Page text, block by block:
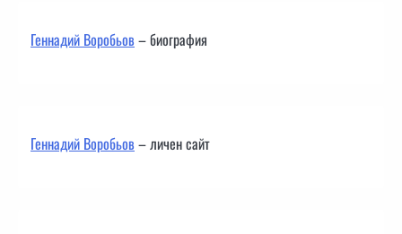
Геннадий Воробьов– биография
Геннадий Воробьов– личен сайт